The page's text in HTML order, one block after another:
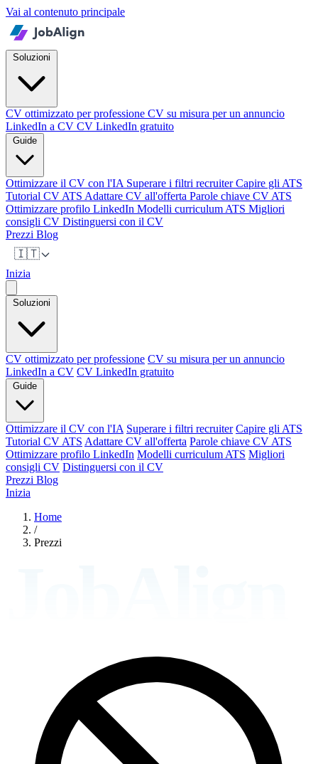
Vai al contenuto principale
CV ottimizzato per professione CV su misura per un annuncio
LinkedIn a CV CV LinkedIn gratuito
Ottimizzare il CV con l'IA Superare i filtri recruiterCapire gli ATS
Tutorial CV ATS Adattare CV all'offerta Parole chiave CV ATS
Ottimizzare profilo LinkedIn Modelli curriculum ATS Migliori
consigli CV Distinguersi con il CV
Prezzi Blog
🇮🇹
Inizia
CV ottimizzato per professione CV su misura per un annuncio
LinkedIn a CV CV LinkedIn gratuito
Ottimizzare il CV con l'IA Superare i filtri recruiter Capire gli ATS
Tutorial CV ATS Adattare CV all'offerta Parole chiave CV ATS
Ottimizzare profilo LinkedIn Modelli curriculum ATS Migliori
consigli CV Distinguersi con il CV
Prezzi Blog
Inizia
Home
/
Prezzi